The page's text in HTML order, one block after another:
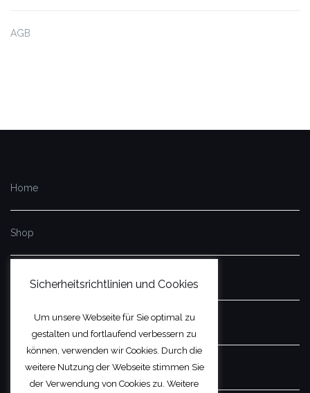
AGB
Home
Shop
Impressum
Datenschutzerklärung
￼Widerrufsbelehrung & Widerrufsformular
Sicherheitsrichtlinien und Cookies
Um unsere Webseite für Sie optimal zu
gestalten und fortlaufend verbessern zu
können, verwenden wir Cookies. Durch die
weitere Nutzung der Webseite stimmen Sie
der Verwendung von Cookies zu. Weitere